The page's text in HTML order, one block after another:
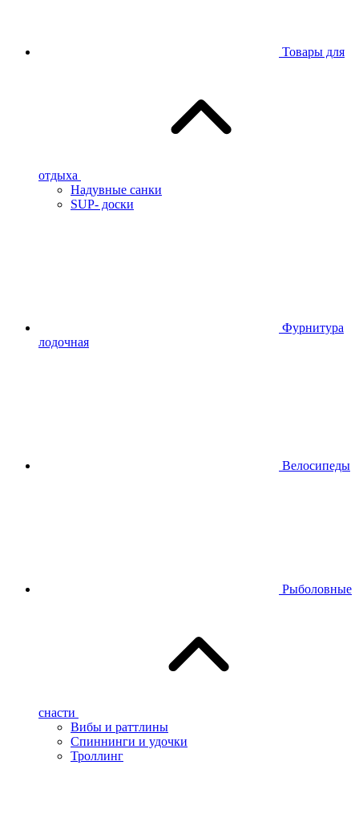
Товары для
отдыха
Надувные санки
SUP- доски
Фурнитура
лодочная
Велосипеды
Рыболовные
снасти
Вибы и раттлины
Спиннинги и удочки
Троллинг